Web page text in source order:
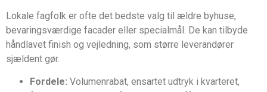
Lokale fagfolk er ofte det bedste valg til ældre byhuse,
bevaringsværdige facader eller specialmål. De kan tilbyde
håndlavet finish og vejledning, som større leverandører
sjældent gør.
Fordele: Volumenrabat, ensartet udtryk i kvarteret,